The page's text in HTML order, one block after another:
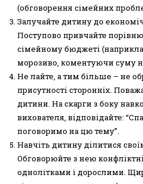
(обговорення сімейних
Залучайте дитину до
Поступово привчайте
сімейному бюджеті
морозиво, коментуючи суму
Не лайте, а тим більше – не
присутності сторонніх.
дитини. На скарги з боку
вихователя, відповідайте:
поговоримо на цю тему”.
Навчіть дитину ділитися
Обговорюйте з нею
однолітками і дорослими.